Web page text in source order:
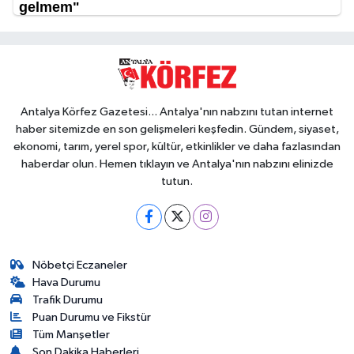
Antalya Körfez Gazetesi... Antalya'nın nabzını tutan internet
haber sitemizde en son gelişmeleri keşfedin. Gündem, siyaset,
ekonomi, tarım, yerel spor, kültür, etkinlikler ve daha fazlasından
haberdar olun. Hemen tıklayın ve Antalya'nın nabzını elinizde
tutun.
Nöbetçi Eczaneler
Hava Durumu
Trafik Durumu
Puan Durumu ve Fikstür
Tüm Manşetler